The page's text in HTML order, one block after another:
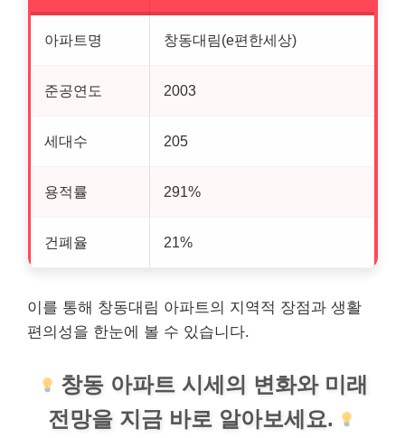
아파트명 창동대림(e편한세상)
준공연도 2003
세대수 205
용적률 291%
건폐율 21%
이를 통해 창동대림 아파트의 지역적 장점과 생활
편의성을 한눈에 볼 수 있습니다.
창동 아파트 시세의 변화와 미래
전망을 지금 바로 알아보세요.